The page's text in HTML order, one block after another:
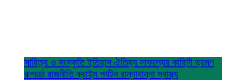
সাহিত্য ও সংস্কৃতিইতিহাস ঐতিহ্য সাফল্যের কাহিনীভ্রমণ
রূপচর্চা রাজনীতিক্রাইম পর্যটন রান্নাবান্নাস্বাস্থ্য